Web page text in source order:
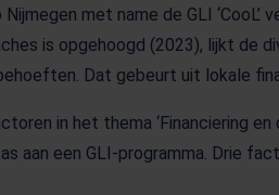
met name de GLI
is opgehoogd (2023), lijkt de
Dat gebeurt uit lokale
in het thema ‘Financiering
aan een GLI-programma. Drie